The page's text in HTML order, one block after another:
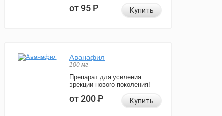
от 95Р Купить
Аванафил
100 мг
Препарат для усиления
эрекции нового поколения!
от 200Р Купить